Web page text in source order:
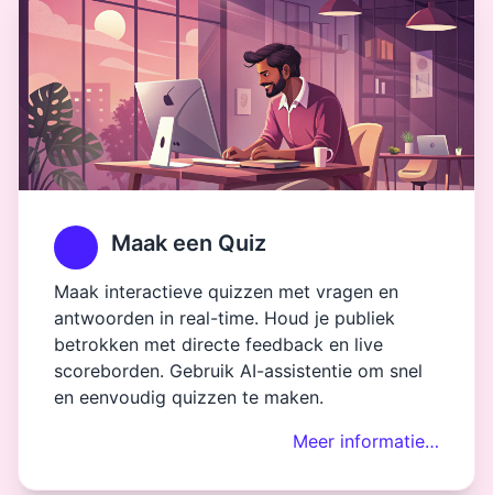
Maak een Quiz
Maak interactieve quizzen met vragen en
antwoorden in real-time. Houd je publiek
betrokken met directe feedback en live
scoreborden. Gebruik AI-assistentie om snel
en eenvoudig quizzen te maken.
Meer informatie…